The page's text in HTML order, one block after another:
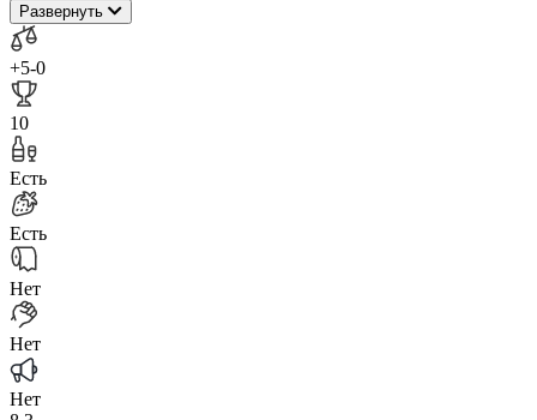
Развернуть
+5-0
10
Есть
Есть
Нет
Нет
Нет